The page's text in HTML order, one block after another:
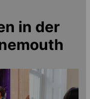
in der